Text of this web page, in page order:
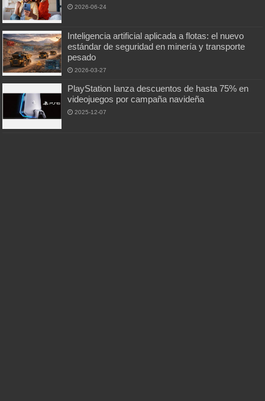
2026-06-24
Inteligencia artificial aplicada a flotas: el nuevo
estándar de seguridad en minería y transporte
pesado
2026-03-27
PlayStation lanza descuentos de hasta 75% en
videojuegos por campaña navideña
2025-12-07